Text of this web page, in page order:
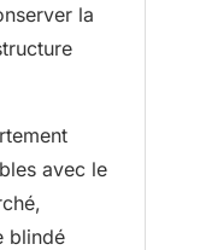
la
avec le
blindé